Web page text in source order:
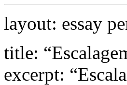
layout: essay
title:
excerpt: